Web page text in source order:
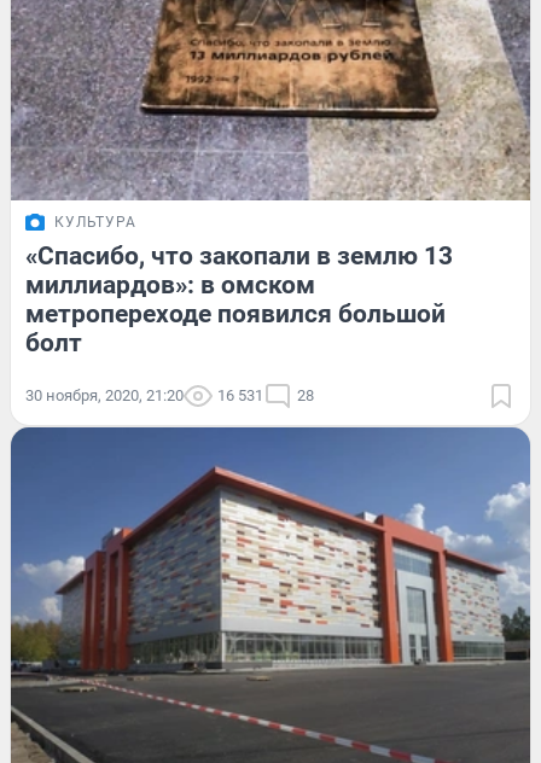
КУЛЬТУРА
«Спасибо, что закопали в землю 13
миллиардов»: в омском
метропереходе появился большой
болт
30 ноября, 2020, 21:20 16 531 28